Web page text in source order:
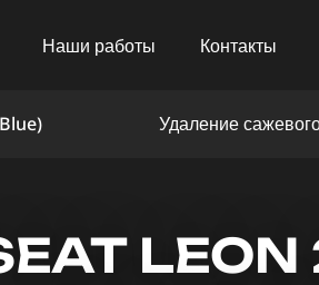
Наши работы Контакты
Удаление
LEON